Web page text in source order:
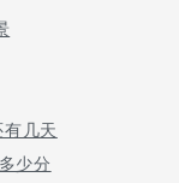
几天
少分